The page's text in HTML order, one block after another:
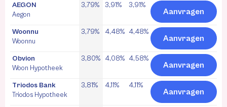
AEGON
Aegon
3,79% 3,91% 3,91%
Aanvragen
Woonnu
Woonnu
3,79% 4,48% 4,48%
Aanvragen
Obvion
Woon Hypotheek
3,80% 4,08% 4,58%
Aanvragen
Triodos Bank
Triodos Hypotheek
3,81% 4,11% 4,11%
Aanvragen